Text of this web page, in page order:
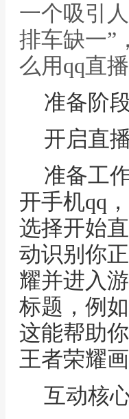
一个吸引
排车缺一”
么用qq直
准备阶
开启直
准备工
开手机qq
选择开始
动识别你
耀并进入
标题，例
这能帮助
王者荣耀
互动核